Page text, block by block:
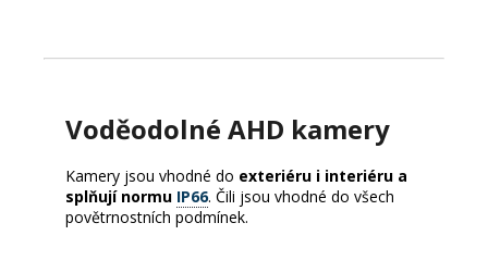
Voděodolné AHD kamery
Kamery jsou vhodné do exteriéru i interiéru a
splňují normu IP66. Čili jsou vhodné do všech
povětrnostních podmínek.